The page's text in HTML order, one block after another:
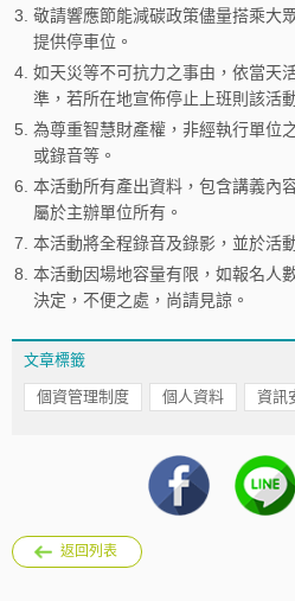
3. 敬請響應節能減碳政策儘量搭乘大
提供停車位。
4. 如天災等不可抗力之事由，依當天
準，若所在地宣佈停止上班則該活
5. 為尊重智慧財產權，非經執行單位
或錄音等。
6. 本活動所有產出資料，包含講義內
屬於主辦單位所有。
7. 本活動將全程錄音及錄影，並於活
8. 本活動因場地容量有限，如報名人
決定，不便之處，尚請見諒。
文章標籤
個資管理制度 個人資料 資訊
返回列表